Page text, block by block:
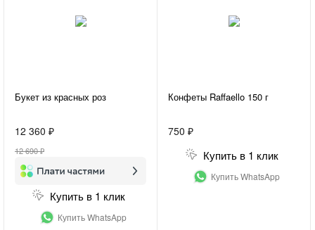
Букет из красных роз
12 360 ₽
12 690 ₽
Купить в 1 клик
Купить WhatsApp
Конфеты Raffaello 150 г
750 ₽
Купить в 1 клик
Купить WhatsApp